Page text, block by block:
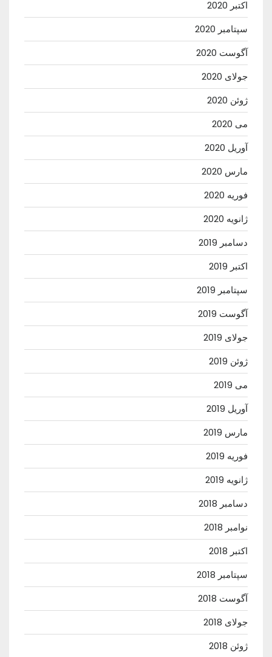
اکتبر 2020
سپتامبر 2020
آگوست 2020
جولای 2020
ژوئن 2020
می 2020
آوریل 2020
مارس 2020
فوریه 2020
ژانویه 2020
دسامبر 2019
اکتبر 2019
سپتامبر 2019
آگوست 2019
جولای 2019
ژوئن 2019
می 2019
آوریل 2019
مارس 2019
فوریه 2019
ژانویه 2019
دسامبر 2018
نوامبر 2018
اکتبر 2018
سپتامبر 2018
آگوست 2018
جولای 2018
ژوئن 2018